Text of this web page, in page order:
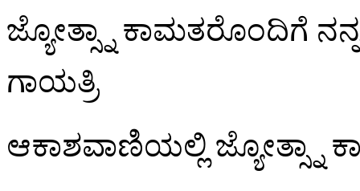
ಜ್ಯೋತ್ಸ್ನಾ ಕಾಮತರೊಂದಿಗೆ
ಗಾಯತ್ರಿ
ಆಕಾಶವಾಣಿಯಲ್ಲಿ ಜ್ಯೋತ್ಸ್ನಾ